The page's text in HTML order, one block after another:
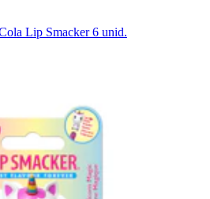
Lip Smacker 6 unid.